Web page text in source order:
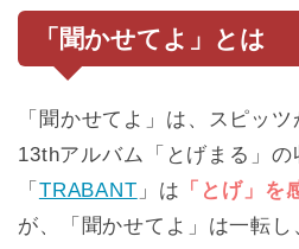
「聞かせてよ」とは
「聞かせてよ」は、スピッツ
13thアルバム「とげまる」
「 TRABANT 」は 「とげ」を
が、「聞かせてよ」は一転